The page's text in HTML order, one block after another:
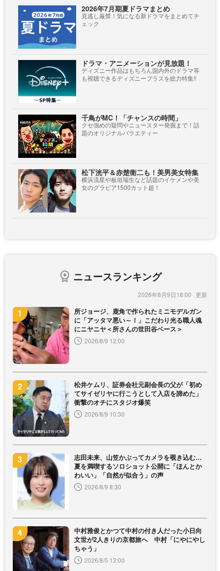
2026年7月期夏ドラマまとめ
見逃し厳禁！気になる新ドラマをまとめてチ
ェック
ドラマ・アニメーションが見放題！
ディズニー作品はもちろん国内外のドラマ等
も視聴できるディズニープラスを総力特集!!
千鳥がMC！「チャンスの時間」
クセ強めの疑問やニュースター発掘まで！話
題のオリジナルバラエティー
松下洸平＆赤楚衛二も！美男美女特集
横浜流星や板垣瑞生など話題のイケメンや美
女のグラビア1500カット超！
ニュースランキング
2026年8月9日18:00
所ジョージ、鹿角で作られたミニモデルガン
に「アッタマ悪い～！」こだわり光る職人魂
にニヤニヤ＜所さんの世田谷ベース＞
2026/8/9 12:00
松井ケムリ、証券会社元副会長の父が「初め
てサイゼリヤに行こうとして入店を諦めた」
衝撃のオチにスタジオ爆笑
2026/8/9 10:30
志田未来、山笠かぶってカメラを覗き込む…
夏を満喫するソロショット公開に「ほんとか
わいい」「自然が似合う」の声
2026/8/9 8:30
中村雅俊とかつて中村の付き人だった小日向
文世が2人きりの京都旅へ 中村「にやにやし
ちゃう」
2026/8/5 12:00